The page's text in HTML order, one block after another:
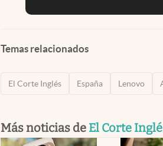
Temas relacionados
El Corte Inglés España Lenovo
Más noticias de El Corte